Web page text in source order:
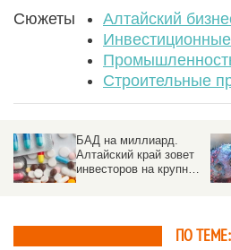
Сюжеты
Алтайский
Строительные
БАД на миллиард.
Алтайский край зовет
инвесторов на крупный
ПО ТЕМЕ: